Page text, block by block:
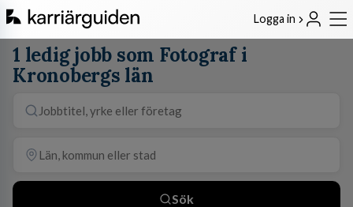
Logga in
1 ledig jobb som Fotograf i
Kronobergs län
Sök